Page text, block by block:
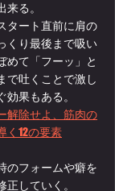
る。
タート直前に肩の
くり最後まで吸い
めて「フーッ」と
で吐くことで激し
果もある。
解除せよ、筋肉の
く12の要素
のフォームや癖を
していく。